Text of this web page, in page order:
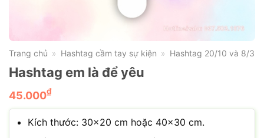
Trang chủ » Hashtag cầm tay sự kiện » Hashtag 20/10 và 8/3
Hashtag em là để yêu
45.000₫
Kích thước: 30×20 cm hoặc 40×30 cm.